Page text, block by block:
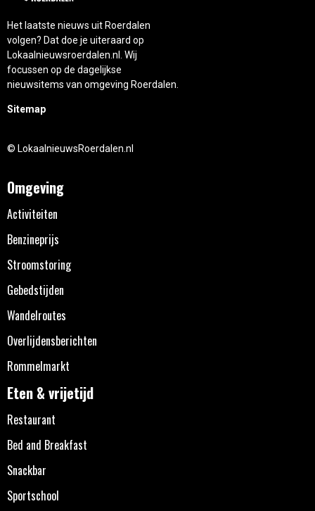
Het laatste nieuws uit Roerdalen
volgen? Dat doe je uiteraard op
Lokaalnieuwsroerdalen.nl. Wij
focussen op de dagelijkse
nieuwsitems van omgeving Roerdalen.
Sitemap
© LokaalnieuwsRoerdalen.nl
Omgeving
Activiteiten
Benzineprijs
Stroomstoring
Gebedstijden
Wandelroutes
Overlijdensberichten
Rommelmarkt
Eten & vrijetijd
Restaurant
Bed and Breakfast
Snackbar
Sportschool